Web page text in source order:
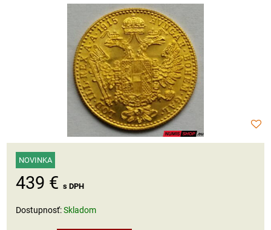
NOVINKA
439 € s DPH
Dostupnosť:Skladom